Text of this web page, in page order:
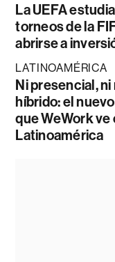
La UEFA
torneos de la
abrirse a
LATINOAMÉRICA
Ni presencial,
híbrido: el
que WeWork
Latinoamérica